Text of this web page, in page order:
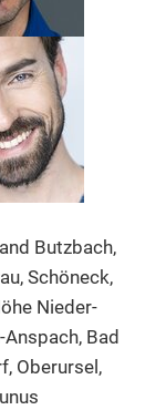
Butzbach,
Schöneck,
Nieder-
Anspach, Bad
Oberursel,